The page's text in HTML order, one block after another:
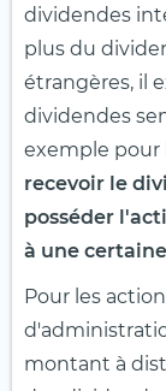
dividendes
plus du
étrangères, il
dividendes
exemple pour
recevoir le
posséder
à une
Pour les
montant à